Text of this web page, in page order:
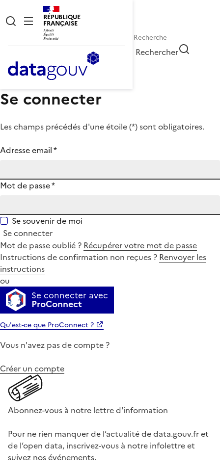
RÉPUBLIQUE
FRANÇAISE
Rechercher
Se connecter
Les champs précédés d'une étoile (*) sont obligatoires.
Adresse email*
Mot de passe*
Se souvenir de moi
Se connecter
Mot de passe oublié ? Récupérer votre mot de passe
Instructions de confirmation non reçues ? Renvoyer les
instructions
ou
Se connecter avec
ProConnect
Qu'est-ce que ProConnect ?
Vous n'avez pas de compte ?
Créer un compte
Abonnez-vous à notre lettre d'information
Pour ne rien manquer de l’actualité de data.gouv.fr et
de l’open data, inscrivez-vous à notre infolettre et
suivez nos événements.